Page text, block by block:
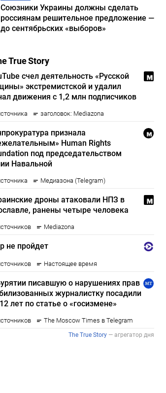
Союзники Украины должны сделать
россиянам решительное предложение —
до сентябрьских «выборов»